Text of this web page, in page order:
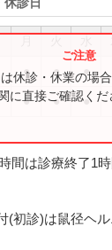
診日
● ● ●
● ● ●
休診・休業の場
に直接ご確認くだ
間は診療終了1
(初診)は鼠径ヘ